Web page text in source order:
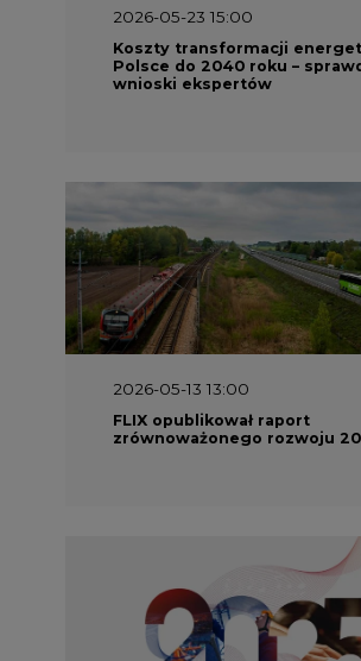
2026-05-23 15:00
Koszty transformacji
Polsce do 2040 roku –
wnioski ekspertów
2026-05-13 13:00
FLIX opublikował raport
zrównoważonego rozwoju